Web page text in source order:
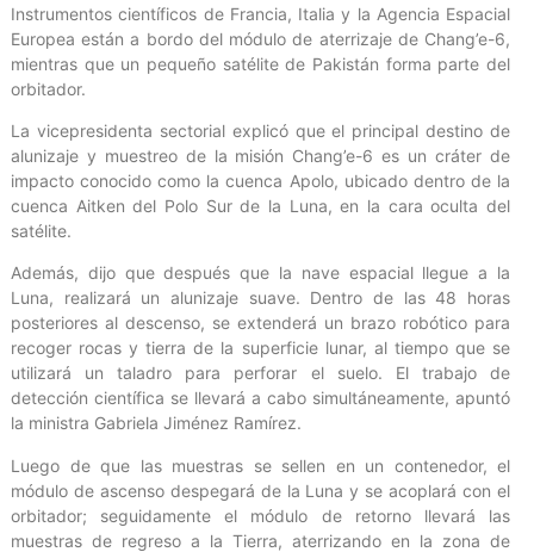
Instrumentos científicos de Francia, Italia y la Agencia Espacial
Europea están a bordo del módulo de aterrizaje de Chang’e-6,
mientras que un pequeño satélite de Pakistán forma parte del
orbitador.
La vicepresidenta sectorial explicó que el principal destino de
alunizaje y muestreo de la misión Chang’e-6 es un cráter de
impacto conocido como la cuenca Apolo, ubicado dentro de la
cuenca Aitken del Polo Sur de la Luna, en la cara oculta del
satélite.
Además, dijo que después que la nave espacial llegue a la
Luna, realizará un alunizaje suave. Dentro de las 48 horas
posteriores al descenso, se extenderá un brazo robótico para
recoger rocas y tierra de la superficie lunar, al tiempo que se
utilizará un taladro para perforar el suelo. El trabajo de
detección científica se llevará a cabo simultáneamente, apuntó
la ministra Gabriela Jiménez Ramírez.
Luego de que las muestras se sellen en un contenedor, el
módulo de ascenso despegará de la Luna y se acoplará con el
orbitador; seguidamente el módulo de retorno llevará las
muestras de regreso a la Tierra, aterrizando en la zona de